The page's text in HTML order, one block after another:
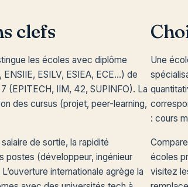
clefs
les écoles avec diplôme
ESILV, ESIEA, ECE…) de
(EPITECH, IIM, 42, SUPINFO). La
des cursus (projet, peer-learning,
de sortie, la rapidité
postes (développeur, ingénieur
internationale agrège la
Une
: cours
écoles
visitez